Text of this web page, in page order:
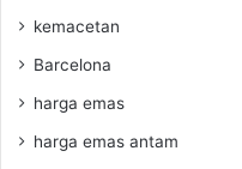
kemacetan
Barcelona
harga emas
harga emas antam